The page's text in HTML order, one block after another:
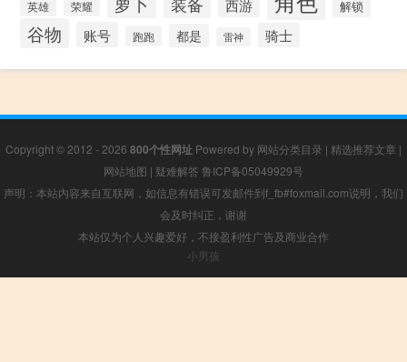
英雄 荣耀 西游 解锁
谷物 账号 跑跑 都是 雷神 骑士
Copyright © 2012 - 2026 800个性网址 Powered by 网站分类目录 | 精选推荐文章 |
网站地图 | 疑难解答 鲁ICP备05049929号
声明：本站内容来自互联网，如信息有错误可发邮件到f_fb#foxmail.com说明，我们
会及时纠正，谢谢
本站仅为个人兴趣爱好，不接盈利性广告及商业合作
小男孩